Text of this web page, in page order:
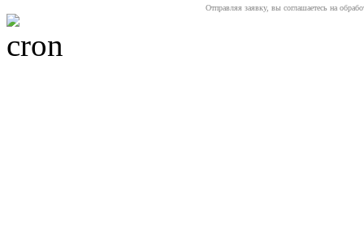
Отправляя заявку, вы соглашаетесь на